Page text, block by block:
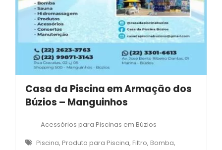
Casa da Piscina em Armação dos
Búzios – Manguinhos
Acessórios para Piscinas em Búzios
Piscina, Produto para Piscina, Filtro, Bomba,